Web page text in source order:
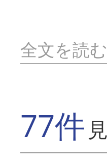
全文を読
77件